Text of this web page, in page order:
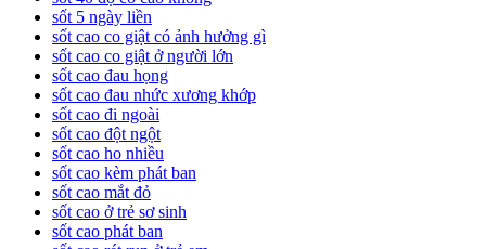
sốt 5 ngày liền
sốt cao co giật có ảnh hưởng gì
sốt cao co giật ở người lớn
sốt cao đau họng
sốt cao đau nhức xương khớp
sốt cao đi ngoài
sốt cao đột ngột
sốt cao ho nhiều
sốt cao kèm phát ban
sốt cao mắt đỏ
sốt cao ở trẻ sơ sinh
sốt cao phát ban